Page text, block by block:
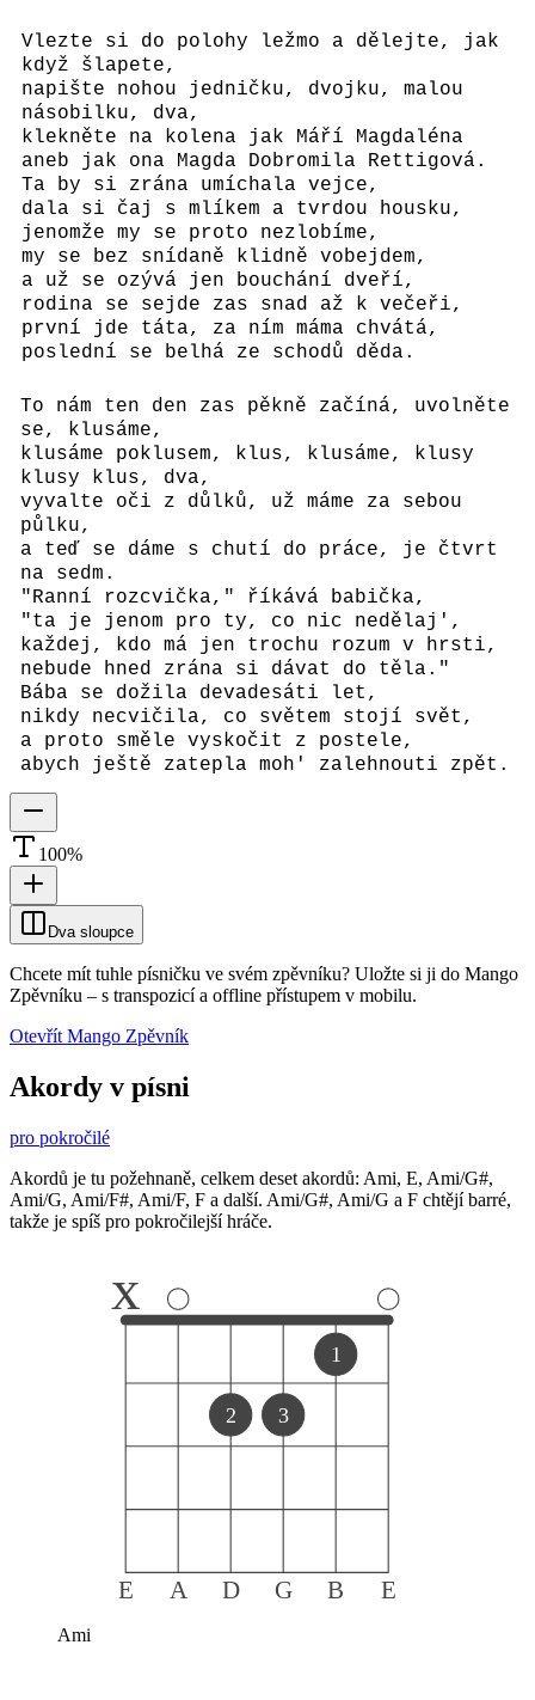
Vlezte si do polohy ležmo a dělejte, jak
když šlapete,
napište nohou jedničku, dvojku, malou
násobilku, dva,
klekněte na kolena jak Máří Magdaléna
aneb jak ona Magda Dobromila Rettigová.
Ta by si zrána umíchala vejce,
dala si čaj s mlíkem a tvrdou housku,
jenomže my se proto nezlobíme,
my se bez snídaně klidně vobejdem,
a už se ozývá jen bouchání dveří,
rodina se sejde zas snad až k večeři,
první jde táta, za ním máma chvátá,
poslední se belhá ze schodů děda.
To nám ten den zas pěkně začíná, uvolněte
se, klusáme,
klusáme poklusem, klus, klusáme, klusy
klusy klus, dva,
vyvalte oči z důlků, už máme za sebou
půlku,
a teď se dáme s chutí do práce, je čtvrt
na sedm.
"Ranní rozcvička," říkává babička,
"ta je jenom pro ty, co nic nedělaj',
každej, kdo má jen trochu rozum v hrsti,
nebude hned zrána si dávat do těla."
Bába se dožila devadesáti let,
nikdy necvičila, co světem stojí svět,
a proto směle vyskočit z postele,
abych ještě zatepla moh' zalehnouti zpět.
100%
Dva sloupce
Chcete mít tuhle písničku ve svém zpěvníku? Uložte si ji do Mango
Zpěvníku – s transpozicí a offline přístupem v mobilu.
Otevřít Mango Zpěvník
Akordy v písni
pro pokročilé
Akordů je tu požehnaně, celkem deset akordů: Ami, E, Ami/G#,
Ami/G, Ami/F#, Ami/F, F a další. Ami/G#, Ami/G a F chtějí barré,
takže je spíš pro pokročilejší hráče.
E A D G B E
x
2 3
1
Ami